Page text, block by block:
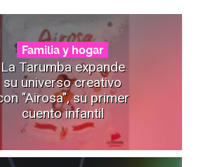
Familia y hogar
La Tarumba expande
su universo creativo
"Airosa", su primer
cuento infantil